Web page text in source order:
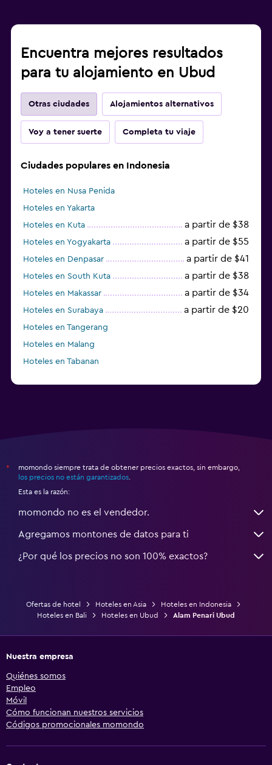
Encuentra mejores resultados
para tu alojamiento en Ubud
Otras ciudades Alojamientos alternativos
Voy a tener suerte Completa tu viaje
Ciudades populares en Indonesia
Hoteles en Nusa Penida
Hoteles en Yakarta
Hoteles en Kuta
a partir de $38
Hoteles en Yogyakarta a partir de $55
Hoteles en Denpasar a partir de $41
Hoteles en South Kuta a partir de $38
Hoteles en Makassar a partir de $34
Hoteles en Surabaya a partir de $20
Hoteles en Tangerang
Hoteles en Malang
Hoteles en Tabanan
*
momondo siempre trata de obtener precios exactos, sin embargo,
los precios no están garantizados
Esta es la razón:
momondo no es el vendedor.
Agregamos montones de datos para ti
¿Por qué los precios no son 100% exactos?
Ofertas de hotel Hoteles en Asia
Hoteles en Indonesia
Hoteles en Bali
Hoteles en Ubud Alam Penari Ubud
Nuestra empresa
Quiénes somos
Empleo
Móvil
Cómo funcionan nuestros servicios
Códigos promocionales momondo